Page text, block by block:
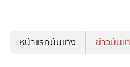
หน้าแรกบันเทิง
ข่าวบันเ